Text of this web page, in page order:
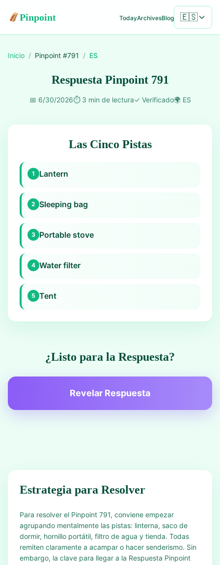
Pinpoint TodayArchivesBlog 🇪🇸
Inicio / Pinpoint #791 / ES
Respuesta Pinpoint 791
📅 6/30/2026⏱️ 3 min de lectura✓ Verificado🌍 ES
Las Cinco Pistas
1 Lantern
2 Sleeping bag
3 Portable stove
4 Water filter
5 Tent
¿Listo para la Respuesta?
Revelar Respuesta
Estrategia para Resolver
Para resolver el Pinpoint 791, conviene empezar
agrupando mentalmente las pistas: linterna, saco de
dormir, hornillo portátil, filtro de agua y tienda. Todas
remiten claramente a acampar o hacer senderismo. Sin
embargo, la clave para llegar a la Respuesta Pinpoint